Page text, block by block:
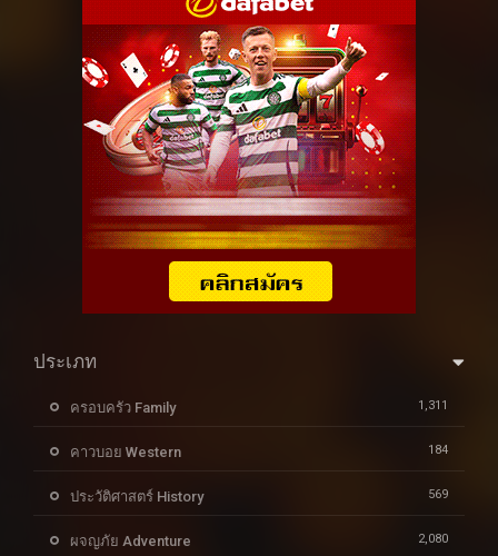
ประเภท
ครอบครัว Family 1,311
คาวบอย Western 184
ประวัติศาสตร์ History 569
ผจญภัย Adventure 2,080